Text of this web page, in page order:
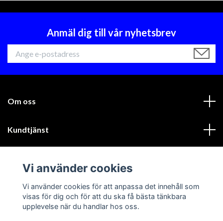
Anmäl dig till vår nyhetsbrev
Om oss
Kundtjänst
Sociala medier
Vi använder cookies
Vi använder cookies för att anpassa det innehåll som
visas för dig och för att du ska få bästa tänkbara
upplevelse när du handlar hos oss.